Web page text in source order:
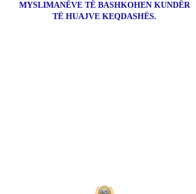
MYSLIMANËVE TË BASHKOHEN KUNDËR
TË HUAJVE KEQDASHËS.